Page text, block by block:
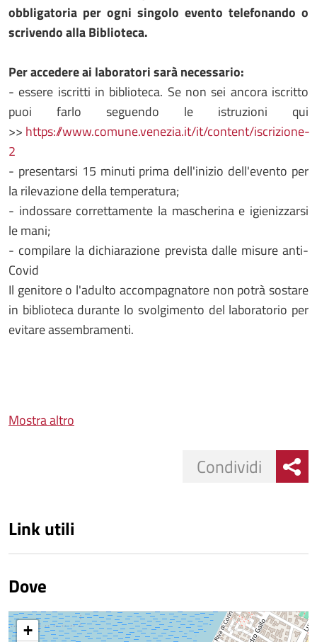
obbligatoria per ogni singolo evento telefonando o
scrivendo alla Biblioteca.
Per accedere ai laboratori sarà necessario:
- essere iscritti in biblioteca. Se non sei ancora iscritto
puoi farlo seguendo le istruzioni qui
>> https://www.comune.venezia.it/it/content/iscrizione-
2
- presentarsi 15 minuti prima dell'inizio dell'evento per
la rilevazione della temperatura;
- indossare correttamente la mascherina e igienizzarsi
le mani;
- compilare la dichiarazione prevista dalle misure anti-
Covid
Il genitore o l'adulto accompagnatore non potrà sostare
in biblioteca durante lo svolgimento del laboratorio per
evitare assembramenti.
Mostra altro
Condividi
Link utili
Dove
+